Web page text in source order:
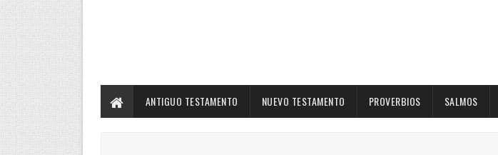
ANTIGUO TESTAMENTO NUEVO TESTAMENTO PROVERBIOS SALMOS